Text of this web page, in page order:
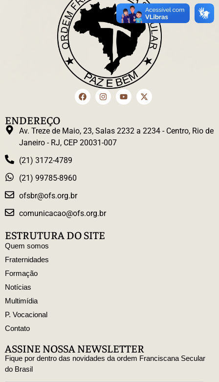
ENDEREÇO
Av. Treze de Maio, 23, Salas 2232 a 2234 - Centro, Rio de
Janeiro - RJ, CEP 20031-007
(21) 3172-4789
(21) 99785-8960
ofsbr@ofs.org.br
comunicacao@ofs.org.br
ESTRUTURA DO SITE
Quem somos
Fraternidades
Formação
Notícias
Multimídia
P. Vocacional
Contato
ASSINE NOSSA NEWSLETTER
Fique por dentro das novidades da ordem Franciscana Secular
do Brasil